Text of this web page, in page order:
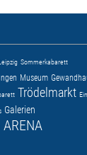
Sommerkabarett
Museum
Trödelmarkt
Galerien